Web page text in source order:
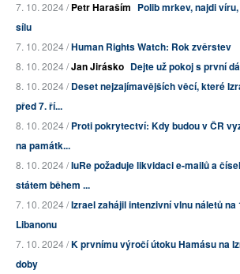
7. 10. 2024 /Petr Haraším Polib mrkev, najdi
sílu
7. 10. 2024 /Human Rights Watch: Rok zvěrstev
8. 10. 2024 /Jan Jirásko Dejte už pokoj s první
8. 10. 2024 /Deset nejzajímavějších věcí, které
před 7. ří...
8. 10. 2024 /Proti pokrytectví: Kdy budou v ČR
na památk...
8. 10. 2024 /IuRe požaduje likvidaci e-mailů a
státem během ...
7. 10. 2024 /Izrael zahájil intenzivní vlnu náletů na
Libanonu
7. 10. 2024 /K prvnímu výročí útoku Hamásu na
doby